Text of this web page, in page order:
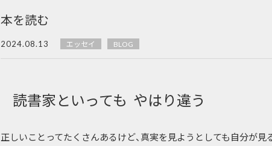
本を読む
2024.08.13 エッセイ BLOG
読書家といっても やはり違う
正しいことってたくさんあるけど、真実を見ようとしても自分が見